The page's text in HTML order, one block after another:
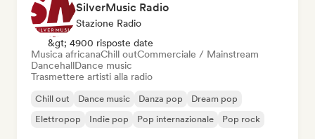
SilverMusic Radio
Stazione Radio
&gt; 4900 risposte date
Musica africanaChill outCommerciale / Mainstream
DancehallDance music
Trasmettere artisti alla radio
Chill out Dance music Danza pop
Dream pop
Elettropop
Indie pop Pop internazionale Pop rock